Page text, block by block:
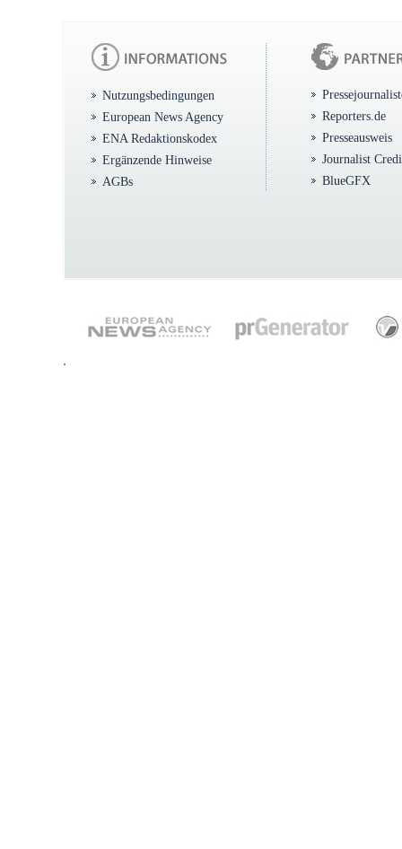
Nutzungsbedingungen
European News Agency
ENA Redaktionskodex
Ergänzende Hinweise
AGBs
Reporters.de
Presseausweis
Journalist
BlueGFX
.